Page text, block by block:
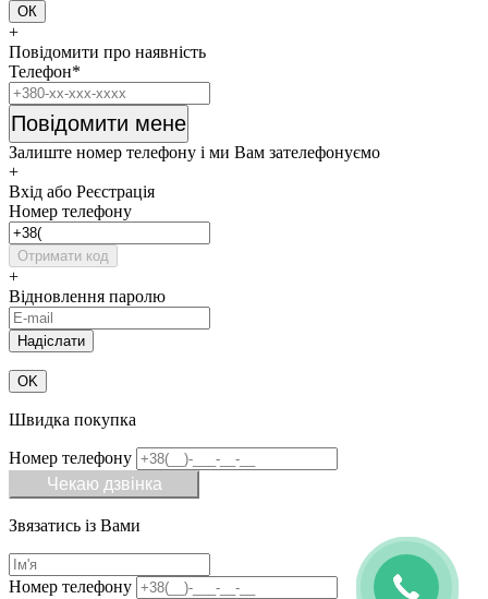
ОК
+
Повідомити про наявність
Телефон*
Повідомити мене
Залиште номер телефону і ми Вам зателефонуємо
+
Вхід або Реєстрація
Номер телефону
Отримати код
+
Відновлення паролю
OK
Швидка покупка
Номер телефону
Чекаю дзвінка
Звязатись із Вами
Номер телефону